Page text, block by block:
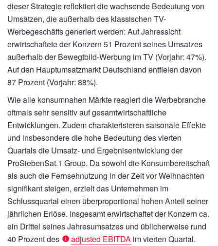
dieser Strategie reflektiert die wachsende Bedeutung von
Umsätzen, die außerhalb des klassischen TV-
Werbegeschäfts generiert werden: Auf Jahressicht
erwirtschaftete der Konzern 51 Prozent seines Umsatzes
außerhalb der Bewegtbild-Werbung im TV (Vorjahr: 47%).
Auf den Hauptumsatzmarkt Deutschland entfielen davon
87 Prozent (Vorjahr: 88%).
Wie alle konsumnahen Märkte reagiert die Werbebranche
oftmals sehr sensitiv auf gesamtwirtschaftliche
Entwicklungen. Zudem charakterisieren saisonale Effekte
und insbesondere die hohe Bedeutung des vierten
Quartals die Umsatz- und Ergebnisentwicklung der
ProSiebenSat.1 Group. Da sowohl die Konsumbereitschaft
als auch die Fernsehnutzung in der Zeit vor Weihnachten
signifikant steigen, erzielt das Unternehmen im
Schlussquartal einen überproportional hohen Anteil seiner
jährlichen Erlöse. Insgesamt erwirtschaftet der Konzern ca.
ein Drittel seines Jahresumsatzes und üblicherweise rund
40 Prozent des
adjusted EBITDA im vierten Quartal.